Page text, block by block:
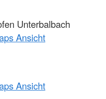
Unterbalbach
Ansicht
Ansicht